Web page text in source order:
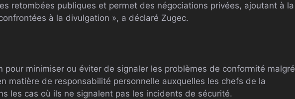
retombées publiques et permet des négociations privées, ajoutant à la
à la divulgation », a déclaré Zugec.
pour minimiser ou éviter de signaler les problèmes de conformité malgré
matière de responsabilité personnelle auxquelles les chefs de la
les cas où ils ne signalent pas les incidents de sécurité.